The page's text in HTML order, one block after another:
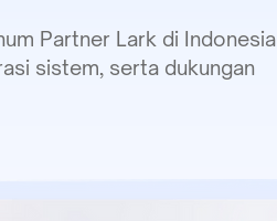
Partner Lark di Indonesia
sistem, serta dukungan